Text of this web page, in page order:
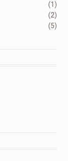
(1)
(2)
(5)